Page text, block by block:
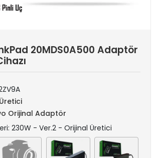
20MDS0A500 Adaptör
Orijinal Adaptör
230W - Ver.2 - Orijinal Üretici